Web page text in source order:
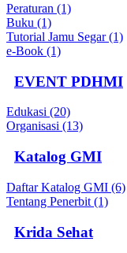
Peraturan (1)
Buku (1)
Tutorial Jamu Segar (1)
e-Book (1)
EVENT PDHMI
Edukasi (20)
Organisasi (13)
Katalog GMI
Daftar Katalog GMI (6)
Tentang Penerbit (1)
Krida Sehat